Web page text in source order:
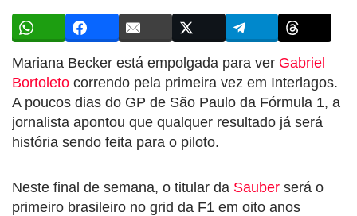
Mariana Becker está empolgada para ver Gabriel
Bortoleto correndo pela primeira vez em Interlagos.
A poucos dias do GP de São Paulo da Fórmula 1, a
jornalista apontou que qualquer resultado já será
história sendo feita para o piloto.
Neste final de semana, o titular da Sauber será o
primeiro brasileiro no grid da F1 em oito anos